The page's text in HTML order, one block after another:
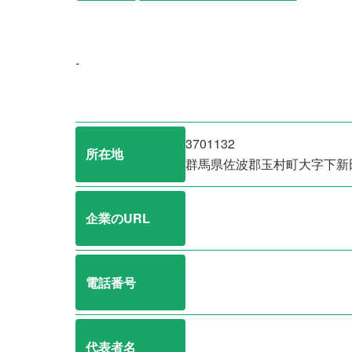
-
所在地
3701132
群馬県佐波郡玉村町大字下
企業のURL
電話番号
代表者名